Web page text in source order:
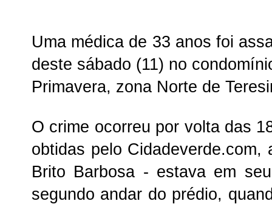
Uma médica de 33 anos foi
deste sábado (11) no
Primavera, zona Norte de
O crime ocorreu por volta das
obtidas pelo
Brito Barbosa - estava em
segundo andar do prédio,